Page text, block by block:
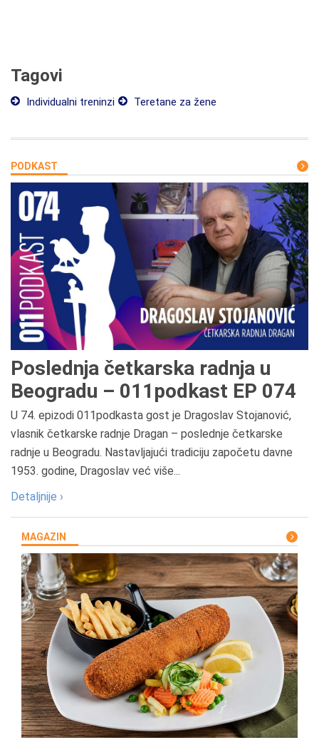
Tagovi
Individualni treninzi Teretane za žene
PODKAST
Poslednja četkarska radnja u
Beogradu – 011podkast EP 074
U 74. epizodi 011podkasta gost je Dragoslav Stojanović,
vlasnik četkarske radnje Dragan – poslednje četkarske
radnje u Beogradu. Nastavljajući tradiciju započetu davne
1953. godine, Dragoslav već više...
Detaljnije ›
MAGAZIN